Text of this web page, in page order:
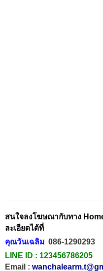
สนใจลงโฆษณากับทาง
ละเอียดได้ที่
คุณวันเฉลิม 086-1290293
LINE ID : 123456786205
Email :